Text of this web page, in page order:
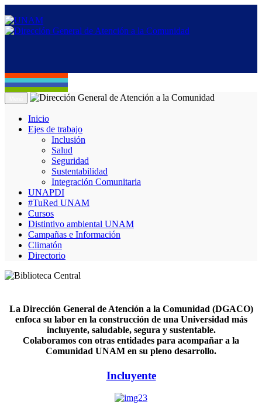
Inicio
Ejes de trabajo
Inclusión
Salud
Seguridad
Sustentabilidad
Integración Comunitaria
UNAPDI
#TuRed UNAM
Cursos
Distintivo ambiental UNAM
Campañas e Información
Climatón
Directorio
La Dirección General de Atención a la Comunidad (DGACO)
enfoca su labor en la construcción de una Universidad más
incluyente, saludable, segura y sustentable.
Colaboramos con otras entidades para acompañar a la
Comunidad UNAM en su pleno desarrollo.
Incluyente